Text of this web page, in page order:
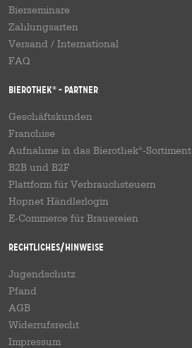
Bierseminare
Zahlungsarten
Versand / International
FAQ
Bierothek® - Partner
Geschäftskunden
Franchise
Aufnahme in das Bierothek®-Sortiment
B2B und B2F
Plattform für Verbrauchsteuern
Hopnet Händlerlogin
E-Commerce für Brauereien
Rechtliches/Hinweise
Jugendschutz
Pfand
AGB
Widerrufsrecht
Impressum